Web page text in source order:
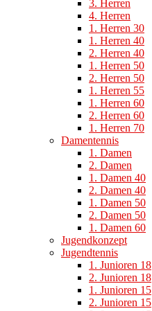
3. Herren
4. Herren
1. Herren 30
1. Herren 40
2. Herren 40
1. Herren 50
2. Herren 50
1. Herren 55
1. Herren 60
2. Herren 60
1. Herren 70
Damentennis
1. Damen
2. Damen
1. Damen 40
2. Damen 40
1. Damen 50
2. Damen 50
1. Damen 60
Jugendkonzept
Jugendtennis
1. Junioren 18
2. Junioren 18
1. Junioren 15
2. Junioren 15